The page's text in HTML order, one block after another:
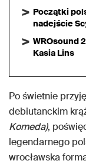
Początki
nadejście
WROsound
Kasia Lins
Po świetnie
debiutanckim
Komeda),
legendarnego
wrocławska